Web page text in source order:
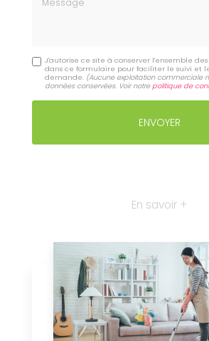
J'autorise ce site à conserver l'ensemble
dans ce formulaire pour faciliter le suivi et
demande. (Aucune exploitation commerciale
données conservées. Voir notrepolitique de
En savoir +